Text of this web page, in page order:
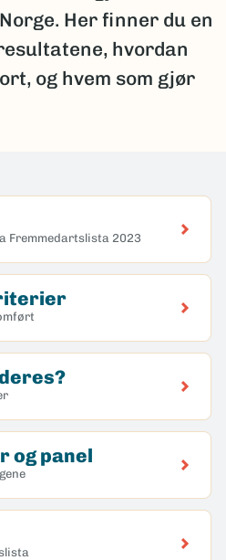
Her finner du en
hvordan
og hvem som gjør
Fremmedartslista 2023
og panel